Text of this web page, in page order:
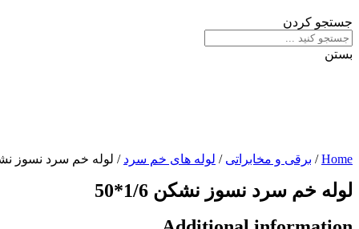
جستجو کردن
بستن
Home
/ برقی و مخابراتی / لوله های خم سرد / لوله خم سرد نسوز نشکن
لوله خم سرد نسوز نشکن 1/6*50